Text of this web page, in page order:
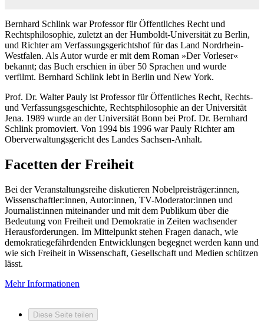
Bernhard Schlink war Professor für Öffentliches Recht und
Rechtsphilosophie, zuletzt an der Humboldt-Universität zu Berlin,
und Richter am Verfassungsgerichtshof für das Land Nordrhein-
Westfalen. Als Autor wurde er mit dem Roman »Der Vorleser«
bekannt; das Buch erschien in über 50 Sprachen und wurde
verfilmt. Bernhard Schlink lebt in Berlin und New York.
Prof. Dr. Walter Pauly ist Professor für Öffentliches Recht, Rechts-
und Verfassungsgeschichte, Rechtsphilosophie an der Universität
Jena. 1989 wurde an der Universität Bonn bei Prof. Dr. Bernhard
Schlink promoviert. Von 1994 bis 1996 war Pauly Richter am
Oberverwaltungsgericht des Landes Sachsen-Anhalt.
Facetten der Freiheit
Bei der Veranstaltungsreihe diskutieren Nobelpreisträger:innen,
Wissenschaftler:innen, Autor:innen, TV-Moderator:innen und
Journalist:innen miteinander und mit dem Publikum über die
Bedeutung von Freiheit und Demokratie in Zeiten wachsender
Herausforderungen. Im Mittelpunkt stehen Fragen danach, wie
demokratiegefährdenden Entwicklungen begegnet werden kann und
wie sich Freiheit in Wissenschaft, Gesellschaft und Medien schützen
lässt.
Mehr Informationen
Diese Seite teilen